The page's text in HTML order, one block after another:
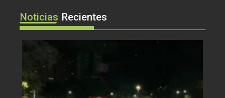
Noticias Recientes